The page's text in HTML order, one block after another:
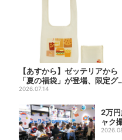
【あすから】ゼッテリアから
「夏の福袋」が登場、限定グ
ッズ＆お得な3500円クーポ...
2026.07.14
2万
ャク
加者